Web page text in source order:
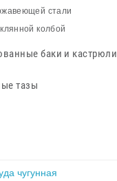
стали
колбой
баки и кастрюли
тазы
чугунная